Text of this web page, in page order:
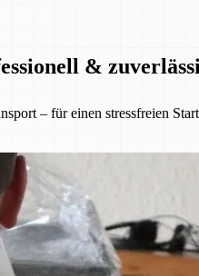
&
– für einen stressfreien